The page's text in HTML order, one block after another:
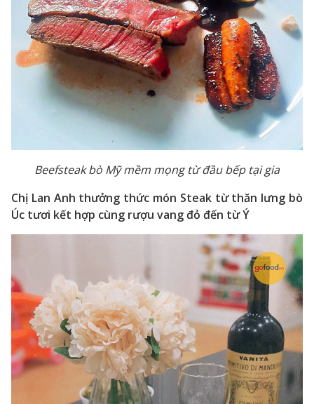
Beefsteak bò Mỹ mềm mọng từ đầu bếp tại gia
Chị Lan Anh thưởng thức món Steak từ thăn lưng bò
Úc tươi kết hợp cùng rượu vang đỏ đến từ Ý